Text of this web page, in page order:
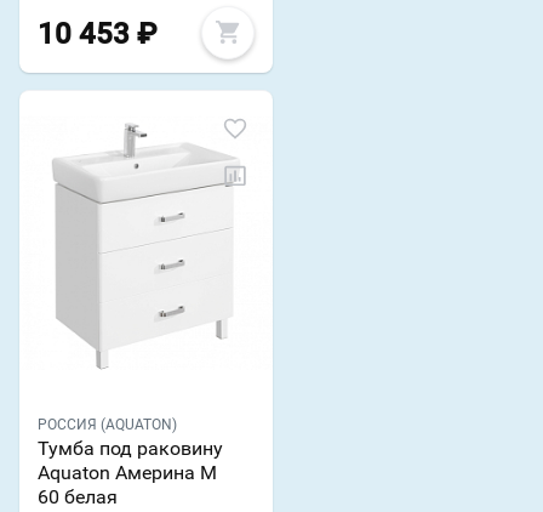
10 453 ₽
РОССИЯ (AQUATON)
Тумба под раковину
Aquaton Америна М
60 белая